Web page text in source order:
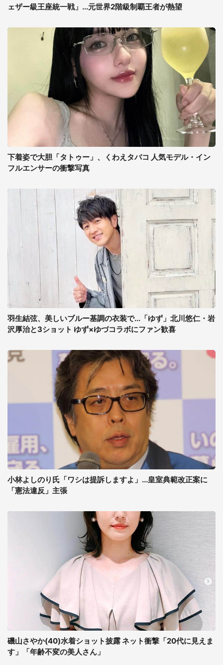
ェザー級王座統一戦」...元世界2階級制覇王者が熱望
下着姿で大胆「タトゥー」、くわえタバコ 人気モデル・イン
フルエンサーの衝撃写真
羽生結弦、美しいブルー基調の衣装で...「ゆず」北川悠仁・岩
沢厚治と3ショット ゆず×ゆづコラボにファン歓喜
小林よしのり氏「ワシは提訴しますよ」...皇室典範改正案に
「憲法違反」主張
磯山さやか(40)水着ショット披露 ネット衝撃「20代に見えま
す」「年齢不変の美人さん」